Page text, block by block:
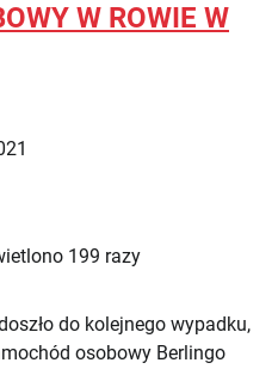
W ROWIE W
199 razy
do kolejnego wypadku,
osobowy Berlingo